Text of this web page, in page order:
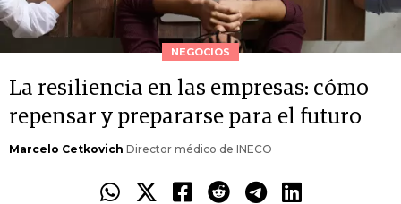
NEGOCIOS
La resiliencia en las empresas: cómo
repensar y prepararse para el futuro
Marcelo Cetkovich Director médico de INECO